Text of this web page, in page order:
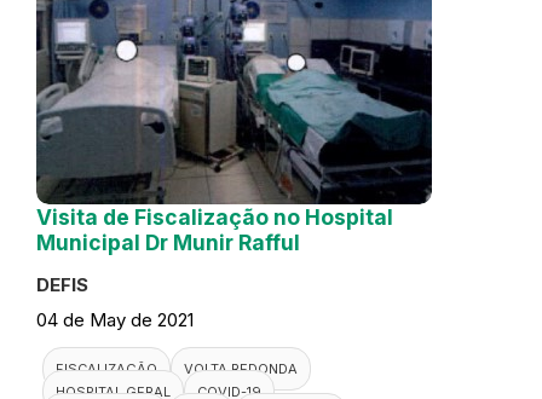
Visita de Fiscalização no Hospital
Municipal Dr Munir Rafful
DEFIS
04 de May de 2021
FISCALIZAÇÃO
VOLTA REDONDA
HOSPITAL GERAL
COVID-19